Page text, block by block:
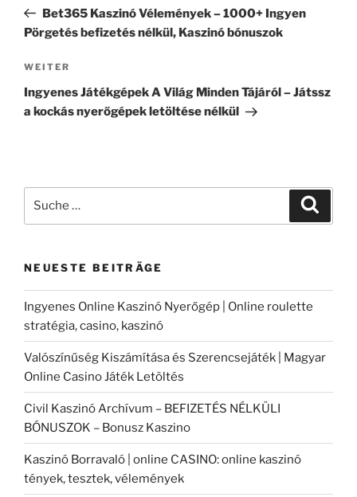
Beitrag
Bet365 Kaszinó Vélemények – 1000+ Ingyen
Pörgetés befizetés nélkül, Kaszinó bónuszok
Nächster
Beitrag
WEITER
Ingyenes Játékgépek A Világ Minden Tájáról – Játssz
a kockás nyerőgépek letöltése nélkül
nach:
NEUESTE BEITRÄGE
Ingyenes Online Kaszinó Nyerőgép | Online roulette
stratégia, casino, kaszinó
Valószínűség Kiszámítása és Szerencsejáték | Magyar
Online Casino Játék Letöltés
Civil Kaszinó Archívum – BEFIZETÉS NÉLKÜLI
BÓNUSZOK – Bonusz Kaszino
Kaszinó Borravaló | online CASINO: online kaszinó
tények, tesztek, vélemények